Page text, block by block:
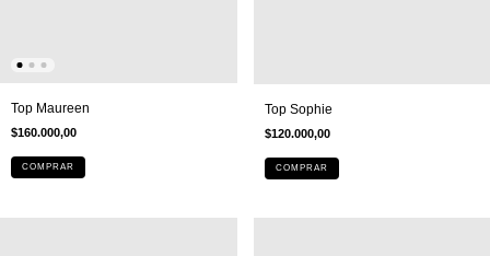
Top Maureen
$160.000,00
COMPRAR
Top Sophie
$120.000,00
COMPRAR